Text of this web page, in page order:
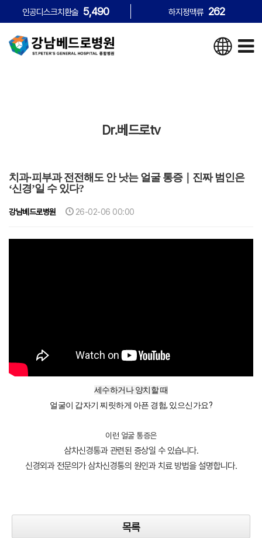
인공디스크치환술 5,490 하지정맥류 262
Dr.베드로tv
치과·피부과 전전해도 안 낫는 얼굴 통증｜진짜 범인은
‘신경’일 수 있다?
강남베드로병원 26-02-06 00:00
세수하거나 양치할 때
얼굴이 갑자기 찌릿하게 아픈 경험, 있으신가요?
이런 얼굴 통증은
삼차신경통과 관련된 증상일 수 있습니다.
신경외과 전문의가 삼차신경통의 원인과 치료 방법을 설명합니다.
목록